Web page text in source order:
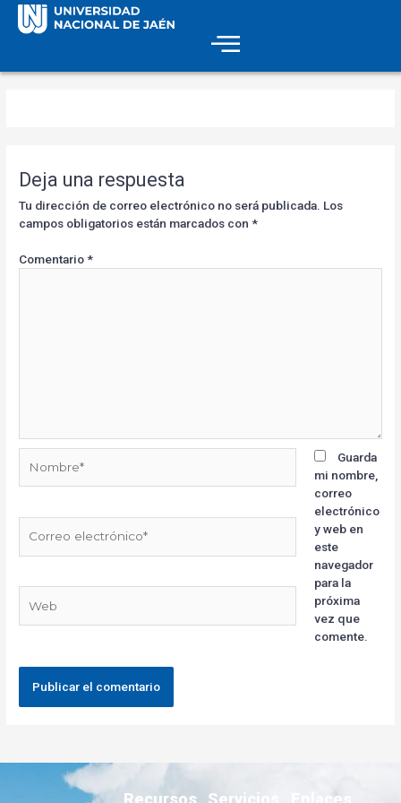
Deja una respuesta
Tu dirección de correo electrónico no será publicada. Los
campos obligatorios están marcados con*
Comentario*
Guarda
mi nombre,
correo
electrónico
y web en
este
navegador
para la
próxima
vez que
comente.
Recursos Servicios Enlaces